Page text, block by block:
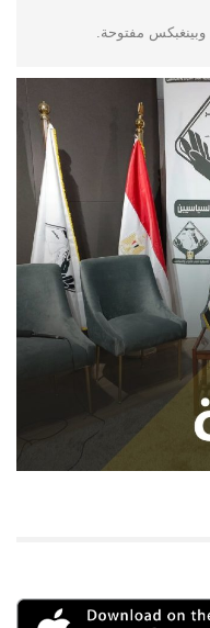
وبينغبكس مفتوحة.